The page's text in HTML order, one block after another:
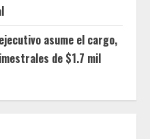
asume el cargo,
de $1.7 mil